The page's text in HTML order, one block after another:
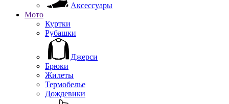
Аксессуары
Мото
Куртки
Рубашки
Джерси
Брюки
Жилеты
Термобелье
Дождевики